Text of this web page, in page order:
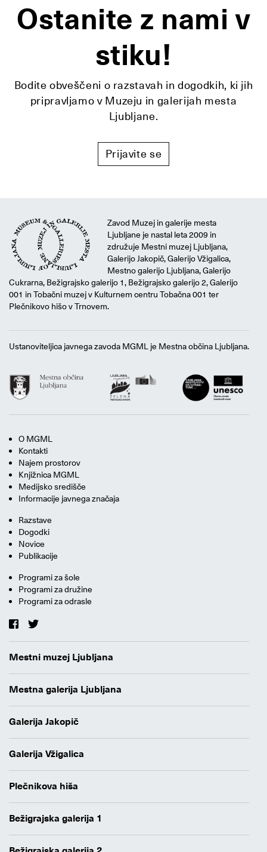
Ostanite z nami v
stiku!
Bodite obveščeni o razstavah in dogodkih, ki jih
pripravljamo v Muzeju in galerijah mesta
Ljubljane.
Prijavite se
Zavod Muzej in galerije mesta
Ljubljane je nastal leta 2009 in
združuje Mestni muzej Ljubljana,
Galerijo Jakopič, Galerijo Vžigalica,
Mestno galerijo Ljubljana, Galerijo
Cukrarna, Bežigrajsko galerijo 1, Bežigrajsko galerijo 2, Galerijo
001 in Tobačni muzej v Kulturnem centru Tobačna 001 ter
Plečnikovo hišo v Trnovem.
Ustanoviteljica javnega zavoda MGML je Mestna občina Ljubljana.
O MGML
Kontakti
Najem prostorov
Knjižnica MGML
Medijsko središče
Informacije javnega značaja
Razstave
Dogodki
Novice
Publikacije
Programi za šole
Programi za družine
Programi za odrasle
Mestni muzej Ljubljana
Mestna galerija Ljubljana
Galerija Jakopič
Galerija Vžigalica
Plečnikova hiša
Bežigrajska galerija 1